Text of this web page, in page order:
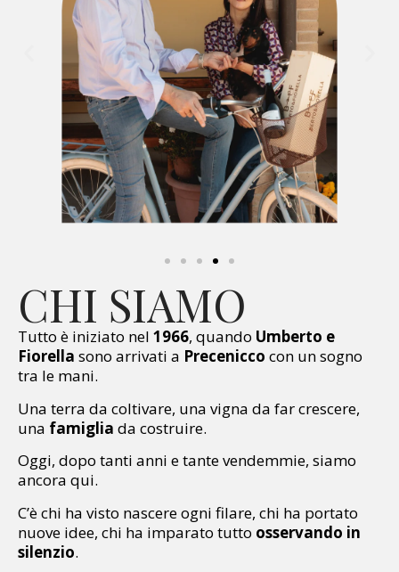
CHI SIAMO
Tutto è iniziato nel 1966, quando Umberto e
Fiorella sono arrivati a Precenicco con un sogno
tra le mani.
Una terra da coltivare, una vigna da far crescere,
una famiglia da costruire.
Oggi, dopo tanti anni e tante vendemmie, siamo
ancora qui.
C’è chi ha visto nascere ogni filare, chi ha portato
nuove idee, chi ha imparato tutto osservando in
silenzio.